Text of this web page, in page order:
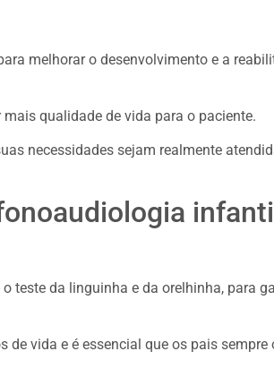
melhorar o desenvolvimento e a
qualidade de vida para o paciente.
necessidades sejam realmente
infantil
teste da linguinha e da orelhinha, para
vida e é essencial que os pais sempre